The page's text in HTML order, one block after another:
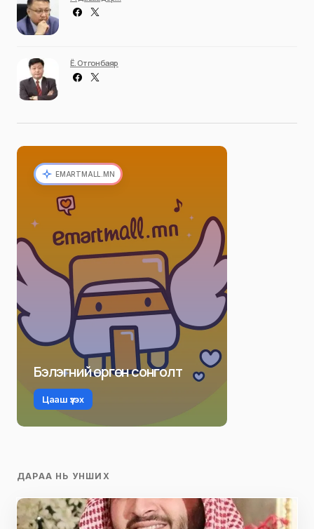
Ё. Отгонбаяр
EMARTMALL.MN
Бэлэгний өргөн сонголт
Цааш үзэх
ДАРАА НЬ УНШИХ